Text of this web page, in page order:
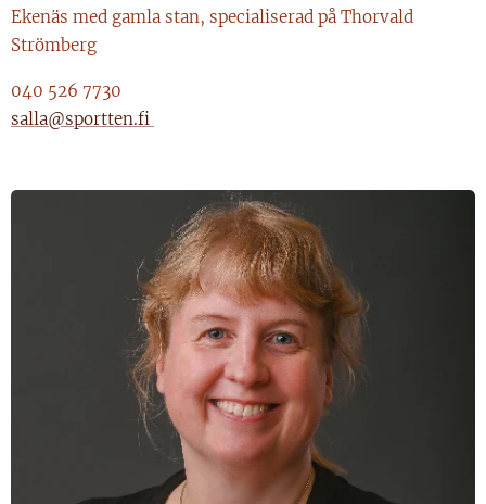
Ekenäs med gamla stan, specialiserad på Thorvald
Strömberg
040 526 7730
salla@sportten.fi